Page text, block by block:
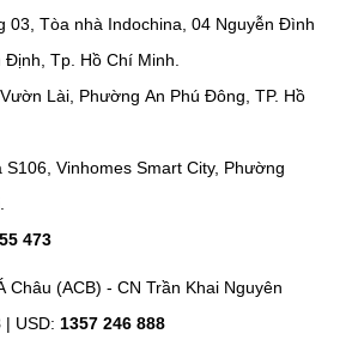
03, Tòa nhà Indochina, 04 Nguyễn Đình
Tp. Hồ Chí Minh.
Lài, Phường An Phú Đông, TP. Hồ
S106, Vinhomes Smart City, Phường
473
Châu (ACB) - CN Trần Khai Nguyên
| USD: 1357 246 888